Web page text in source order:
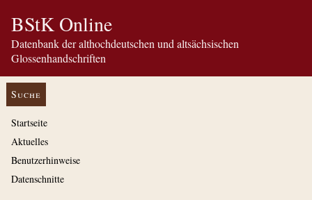
BStK Online
Datenbank der althochdeutschen und altsächsischen
Glossenhandschriften
Suche
Startseite
Aktuelles
Benutzerhinweise
Datenschnitte